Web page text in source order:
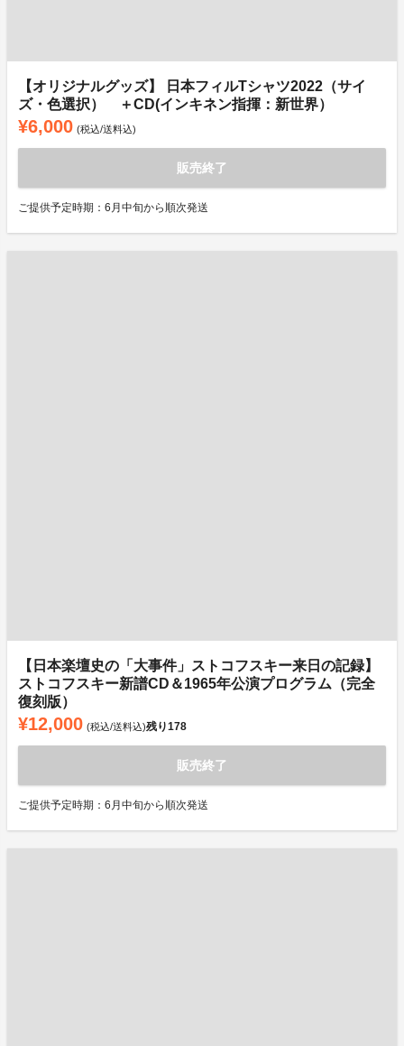
【オリジナルグッズ】 日本フィルTシャツ2022（サイ
ズ・色選択） ＋CD(インキネン指揮：新世界）
¥6,000 (税込/送料込)
販売終了
ご提供予定時期：6月中旬から順次発送
【日本楽壇史の「大事件」ストコフスキー来日の記録】
ストコフスキー新譜CD＆1965年公演プログラム（完全
復刻版）
¥12,000 (税込/送料込)残り178
販売終了
ご提供予定時期：6月中旬から順次発送